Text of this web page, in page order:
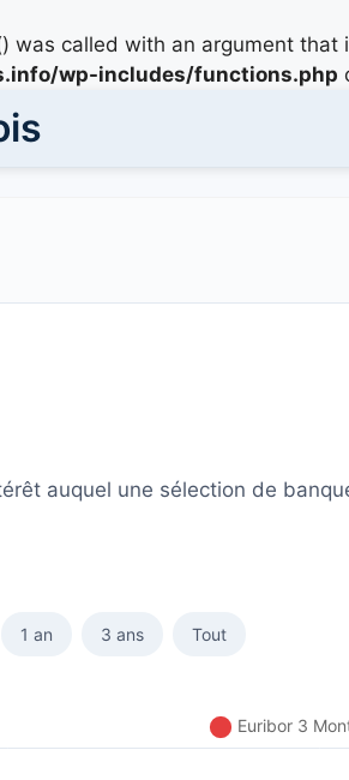
was called with an argument that
wp-includes/functions.php
auquel une sélection de
1 an 3 ans Tout